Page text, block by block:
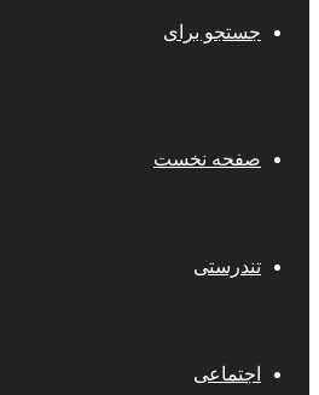
جستجو برای
صفحه نخست
تندرستی
اجتماعی